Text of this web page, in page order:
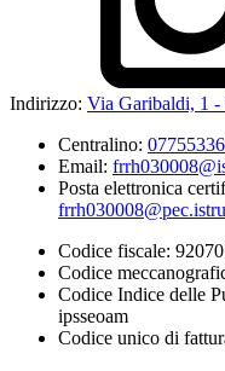
Indirizzo: Via Garibaldi, 1 -
Centralino:
Email:
Posta elettronica
Codice fiscale:
Codice
Codice Indice delle
ipsseoam
Codice unico di